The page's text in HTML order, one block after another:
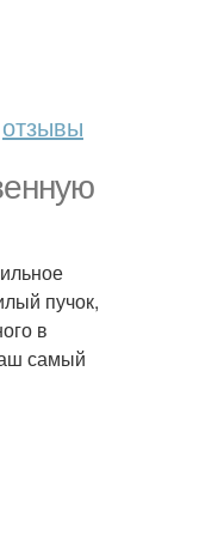
отзывы
пучок,
в
самый